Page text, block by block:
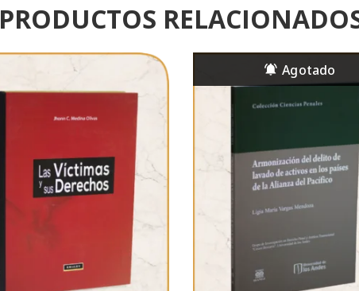
PRODUCTOS